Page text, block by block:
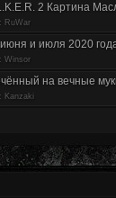
2 Картина
RuWar
и июля 2020
Winsor
на вечные
Kanzaki